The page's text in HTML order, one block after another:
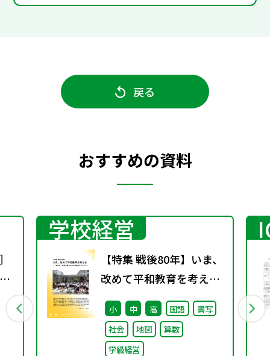
戻る
おすすめの資料
学校経営
【特集 戦後80年】いま、
改めて平和教育を考え
る〜「あの日」を語り継
ぐ本川小学校の子どもた
ち〜
小 中 高 国語
書写
社会
地図
算数
学級経営